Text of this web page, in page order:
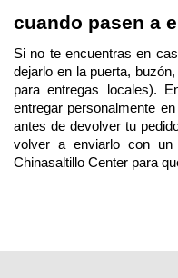
cuando pasen a
Si no te encuentras en
dejarlo en la puerta,
para entregas locales).
entregar personalmente
antes de devolver tu
volver a enviarlo con
Chinasaltillo Center para